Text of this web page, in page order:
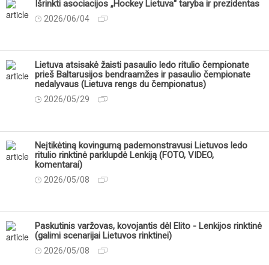
Išrinkti asociacijos „Hockey Lietuva“ taryba ir prezidentas
2026/06/04
Lietuva atsisakė žaisti pasaulio ledo ritulio čempionate
prieš Baltarusijos bendraamžes ir pasaulio čempionate
nedalyvaus (Lietuva rengs du čempionatus)
2026/05/29
Neįtikėtiną kovingumą pademonstravusi Lietuvos ledo
ritulio rinktinė parklupdė Lenkiją (FOTO, VIDEO,
komentarai)
2026/05/08
Paskutinis varžovas, kovojantis dėl Elito - Lenkijos rinktinė
(galimi scenarijai Lietuvos rinktinei)
2026/05/08